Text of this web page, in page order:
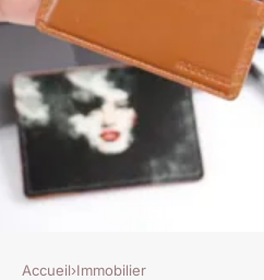
Accueil›Immobilier